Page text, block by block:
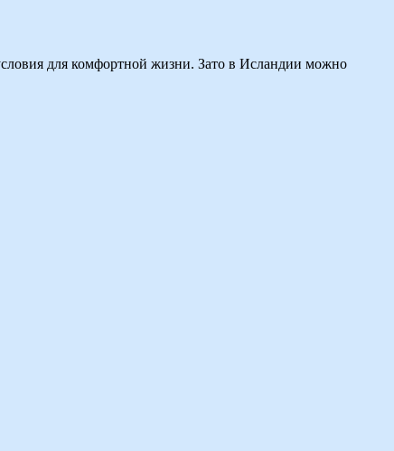
для комфортной жизни. Зато в Исландии можно